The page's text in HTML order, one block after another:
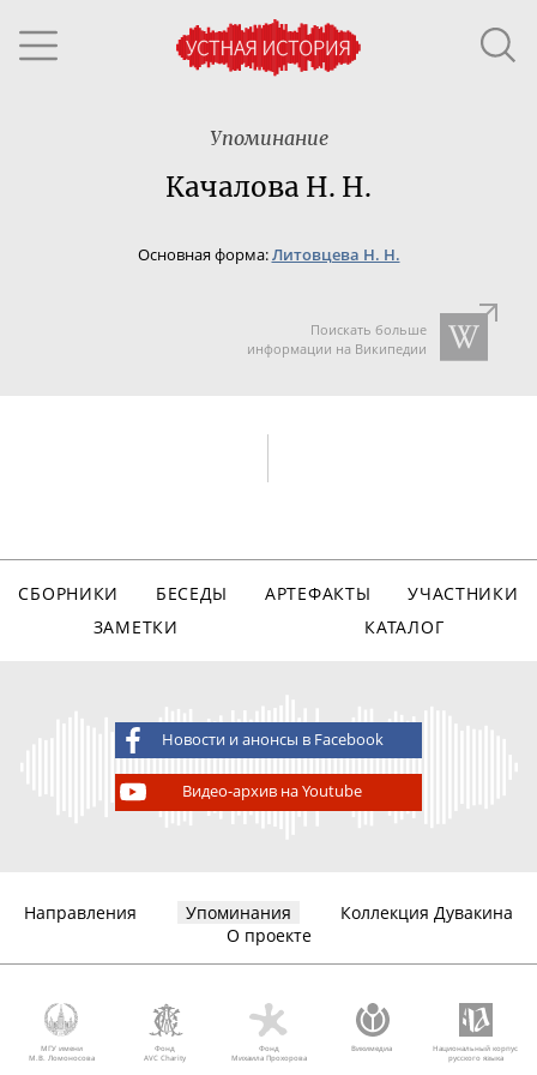
Упоминание
Качалова Н. Н.
Основная форма:Литовцева Н. Н.
Поискать больше
информации на Википедии
СБОРНИКИ БЕСЕДЫ АРТЕФАКТЫ
УЧАСТНИКИ
ЗАМЕТКИ
КАТАЛОГ
Новости и анонсы в Facebook
Видео-архив на Youtube
Направления Упоминания
Коллекция Дувакина
О проекте
МГУ имени
М.В. Ломоносова
Фонд
AVC Charity
Фонд
Михаила Прохорова
Викимедиа
Национальный корпус
русского языка